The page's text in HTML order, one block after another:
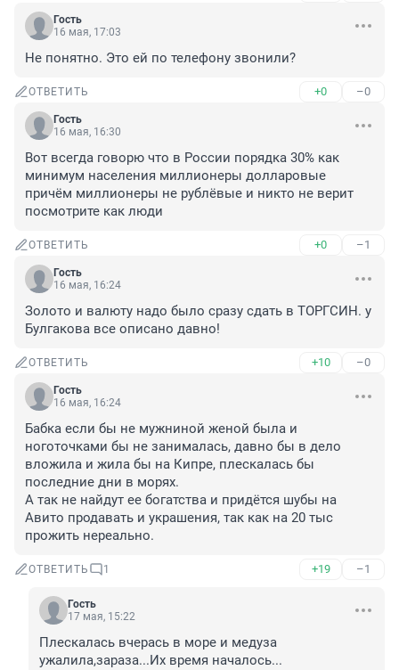
Гость
16 мая, 17:03
Не понятно. Это ей по телефону звонили?
ОТВЕТИТЬ +0 –0
Гость
16 мая, 16:30
Вот всегда говорю что в России порядка 30% как
минимум населения миллионеры долларовые
причём миллионеры не рублёвые и никто не верит
посмотрите как люди
ОТВЕТИТЬ +0 –1
Гость
16 мая, 16:24
Золото и валюту надо было сразу сдать в ТОРГСИН. у
Булгакова все описано давно!
ОТВЕТИТЬ +10 –0
Гость
16 мая, 16:24
Бабка если бы не мужниной женой была и
ноготочками бы не занималась, давно бы в дело
вложила и жила бы на Кипре, плескалась бы
последние дни в морях.
А так не найдут ее богатства и придётся шубы на
Авито продавать и украшения, так как на 20 тыс
прожить нереально.
ОТВЕТИТЬ 1 +19 –1
Гость
17 мая, 15:22
Плескалась вчерась в море и медуза
ужалила,зараза...Их время началось...